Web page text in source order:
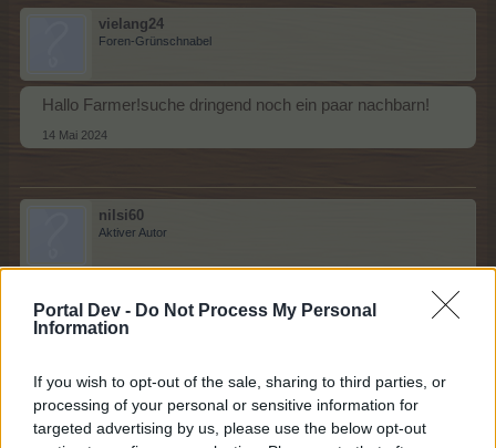
Portal Dev - Do Not Process My Personal
Information
If you wish to opt-out of the sale, sharing to third parties, or
processing of your personal or sensitive information for
targeted advertising by us, please use the below opt-out
vielang24
Foren-Grünschnabel
Hallo Farmer!suche dringend noch ein paar nachbarn!
14 Mai 2024
nilsi60
Aktiver Autor
bin level 245 und täglich on lg
simone221gefällt dies.